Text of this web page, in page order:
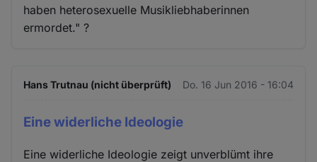
haben heterosexuelle Musikliebhaberinnen
ermordet." ?
Hans Trutnau (nicht überprüft) Do. 16 Jun 2016 - 16:04
Eine widerliche Ideologie
Eine widerliche Ideologie zeigt unverblümt ihre